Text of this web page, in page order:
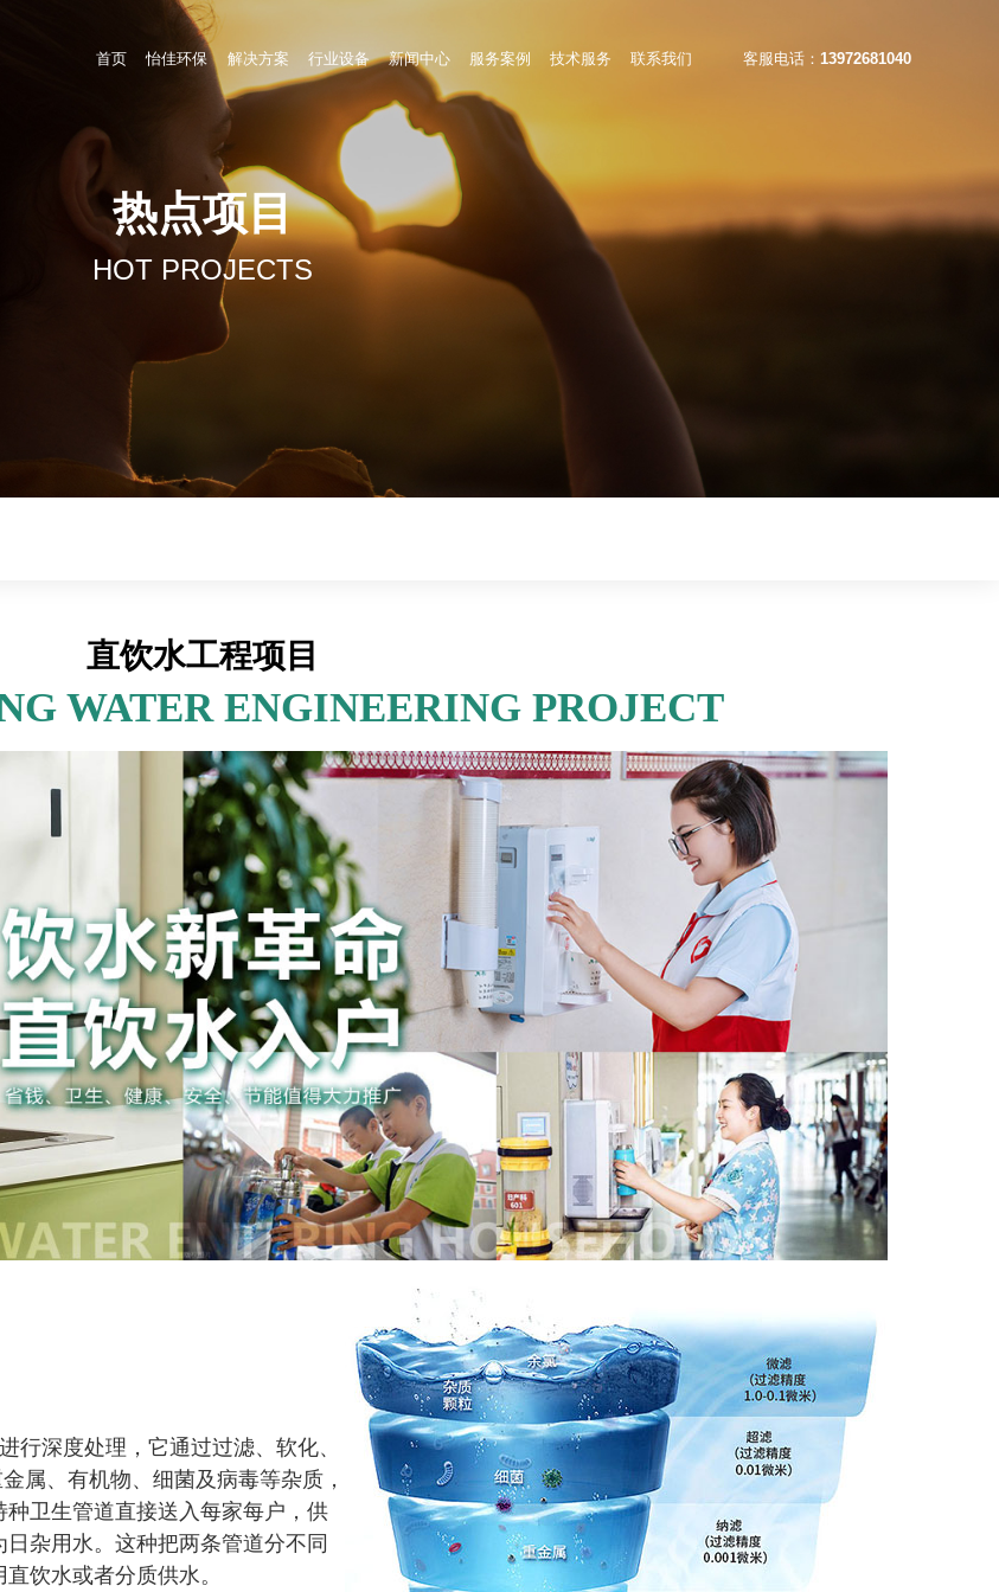
首页 怡佳环保 解决方案 行业设备 新闻中心 服务案例 技术服务 联系我们 客服电话： 13972681040
热点项目
HOT PROJECTS
直饮水工程项目
WATER ENGINEERING PROJECT
行深度处理，它通过过滤、软化、
属、有机物、细菌及病毒等杂质，
卫生管道直接送入每家每户，供
杂用水。这种把两条管道分不同
直饮水或者分质供水。